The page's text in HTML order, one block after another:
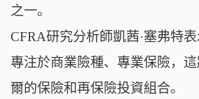
之一。
CFRA研究分析師凱茜·塞弗特表
專注於商業險種、專業保險，
爾的保險和再保險投資組合。